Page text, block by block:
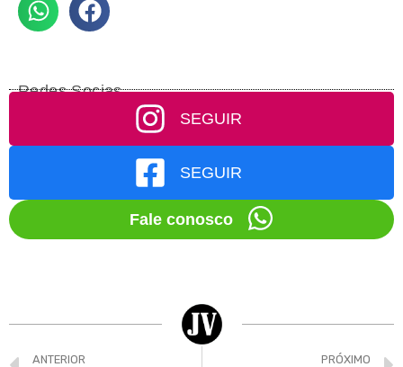
Redes Socias
SEGUIR
SEGUIR
Fale conosco
ANTERIOR PRÓXIMO